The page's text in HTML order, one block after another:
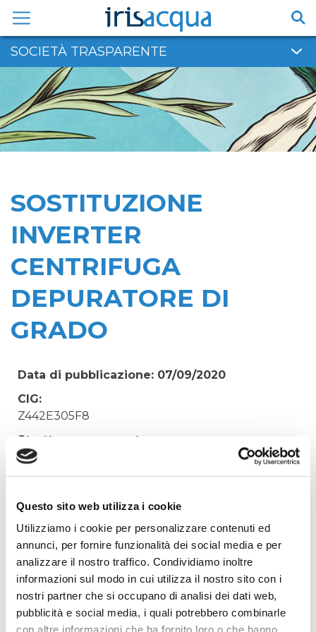
Questo sito web utilizza i cookie
Utilizziamo i cookie per personalizzare contenuti ed
annunci, per fornire funzionalità dei social media e per
analizzare il nostro traffico. Condividiamo inoltre
informazioni sul modo in cui utilizza il nostro sito con i
nostri partner che si occupano di analisi dei dati web,
pubblicità e social media, i quali potrebbero combinarle
con altre informazioni che ha fornito loro o che hanno
contenuto
SOCIETÀ TRASPARENTE
SOSTITUZIONE
INVERTER
CENTRIFUGA
DEPURATORE DI
GRADO
Data di pubblicazione: 07/09/2020
CIG:
Z442E305F8
Struttura proponente:
'Irisacqua srl P.I./C.F. 01070220312. - Ufficio
Tecnico
SOSTITUZIONE INVERTER CENTRIFUGA
DEPURATORE DI GRADO
Elenco operatori invitati:
Codice Fiscale:
Procedura di scelta:
Affidamento ai sensi del Regolamento Generale